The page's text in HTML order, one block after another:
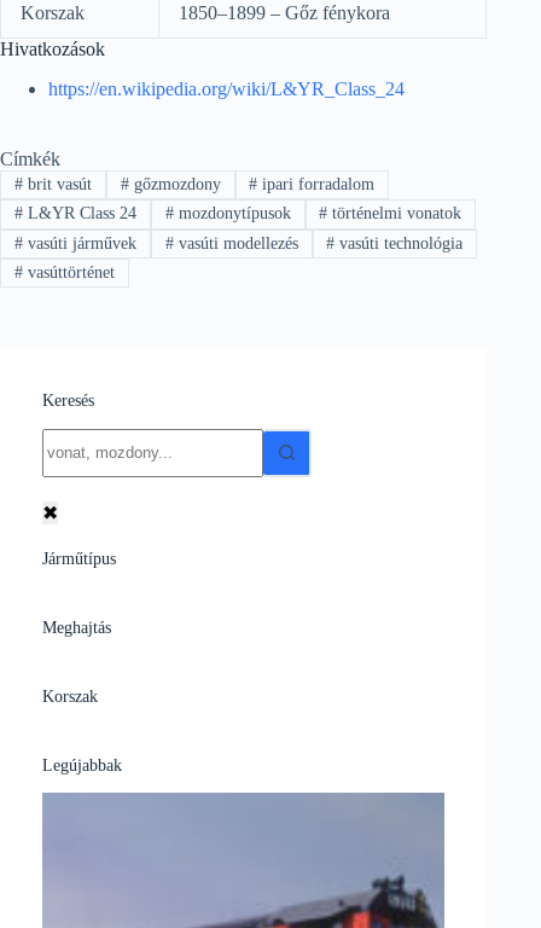
Korszak
1850–1899 – Gőz fénykora
Hivatkozások
https://en.wikipedia.org/wiki/L&YR_Class_24
Címkék
#brit vasút #gőzmozdony # ipari forradalom
#L&YR Class 24 #mozdonytípusok # történelmi vonatok
#vasúti járművek #vasúti modellezés # vasúti technológia
#vasúttörténet
Keresés
results
✖
Járműtípus
Meghajtás
Korszak
Legújabbak